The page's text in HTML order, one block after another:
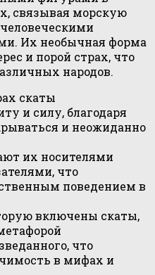
связывая морскую
Их необычная форма
и порой страх, что
народов.
скаты
и силу, благодаря
и неожиданно
их носителями
что
поведением в
включены скаты,
что
в мифах и